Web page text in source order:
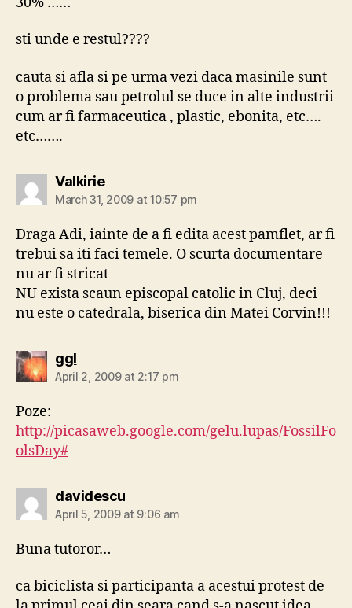
sti unde e restul????
cauta si afla si pe urma vezi daca masinile sunt
o problema sau petrolul se duce in alte industrii
cum ar fi farmaceutica , plastic, ebonita, etc….
etc…….
Valkiriesays:
March 31, 2009 at 10:57 pm
Draga Adi, iainte de a fi edita acest pamflet, ar fi
trebui sa iti faci temele. O scurta documentare
nu ar fi stricat
NU exista scaun episcopal catolic in Cluj, deci
nu este o catedrala, biserica din Matei Corvin!!!
gglsays:
April 2, 2009 at 2:17 pm
Poze:
http://picasaweb.google.com/gelu.lupas/FossilFo
olsDay#
davidescusays:
April 5, 2009 at 9:06 am
Buna tutoror…
ca biciclista si participanta a acestui protest de